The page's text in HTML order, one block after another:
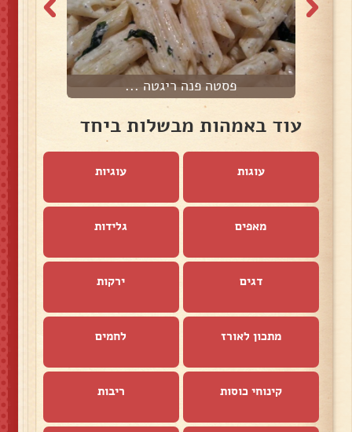
פסטה פנה ריגטה ...
עוד באמהות מבשלות ביחד
עוגות עוגיות
מאפים גלידות
דגים ירקות
מתכון לאורז לחמים
קינוחי כוסות ריבות